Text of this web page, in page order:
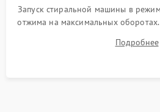
Запуск стиральной машины в
отжима на максимальных
корректности слива,
посторонних стуков иПодробнее